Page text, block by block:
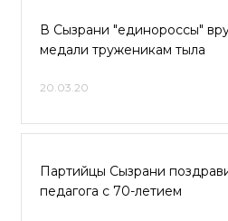
В Сызрани "единороссы"
медали труженикам тыла
20.03.20
Партийцы Сызрани
педагога с 70-летием